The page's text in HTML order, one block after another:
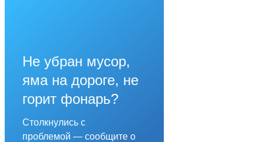
Не убран мусор,
яма на дороге, не
горит фонарь?
Столкнулись с
проблемой — сообщите о